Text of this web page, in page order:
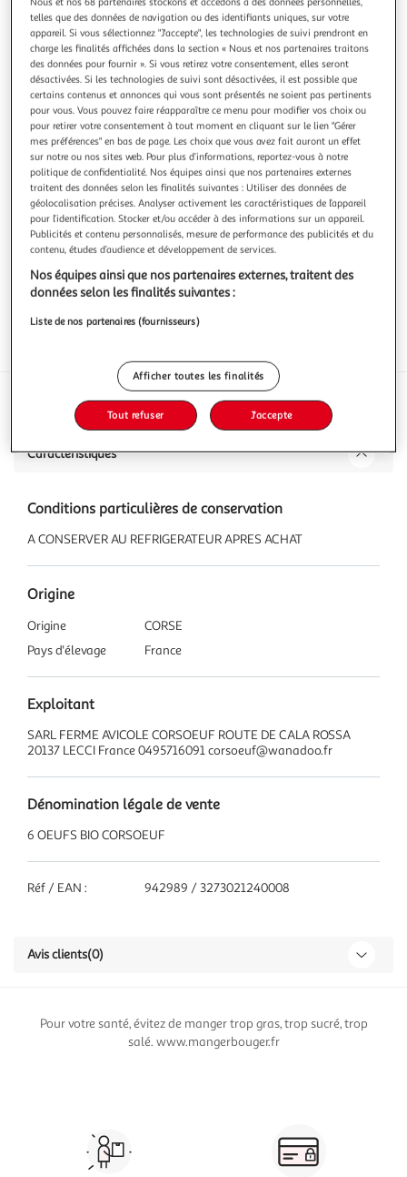
CORSOEUF
Oeufs de poules élevées en plein air BIO
6 OEUFS BIO
En savoir +
6 pièces
Vous voulez connaître le prix de ce produit ?
Afficher le prix
Description
Caractéristiques
Conditions particulières de conservation
A CONSERVER AU REFRIGERATEUR APRES ACHAT
Origine
Origine
CORSE
Pays d'élevage
France
Exploitant
SARL FERME AVICOLE CORSOEUF ROUTE DE CALA ROSSA
20137 LECCI France 0495716091 corsoeuf@wanadoo.fr
Dénomination légale de vente
6 OEUFS BIO CORSOEUF
Réf / EAN : 942989 / 3273021240008
Avis clients(0)
Pour votre santé, évitez de manger trop gras, trop sucré, trop
salé. www.mangerbouger.fr
telles que des données de navigation ou des identifiants uniques, sur votre
appareil. Si vous sélectionnez "J'accepte", les technologies de suivi prendront en
charge les finalités affichées dans la section « Nous et nos partenaires traitons
des données pour fournir ». Si vous retirez votre consentement, elles seront
désactivées. Si les technologies de suivi sont désactivées, il est possible que
certains contenus et annonces qui vous sont présentés ne soient pas pertinents
pour vous. Vous pouvez faire réapparaître ce menu pour modifier vos choix ou
pour retirer votre consentement à tout moment en cliquant sur le lien "Gérer
mes préférences" en bas de page. Les choix que vous avez fait auront un effet
sur notre ou nos sites web. Pour plus d’informations, reportez-vous à notre
politique de confidentialité. Nos équipes ainsi que nos partenaires externes
traitent des données selon les finalités suivantes : Utiliser des données de
géolocalisation précises. Analyser activement les caractéristiques de l’appareil
pour l’identification. Stocker et/ou accéder à des informations sur un appareil.
Publicités et contenu personnalisés, mesure de performance des publicités et du
contenu, études d’audience et développement de services.
Nos équipes ainsi que nos partenaires externes, traitent des
données selon les finalités suivantes :
Liste de nos partenaires (fournisseurs)
Afficher toutes les finalités
Tout refuser J'accepte